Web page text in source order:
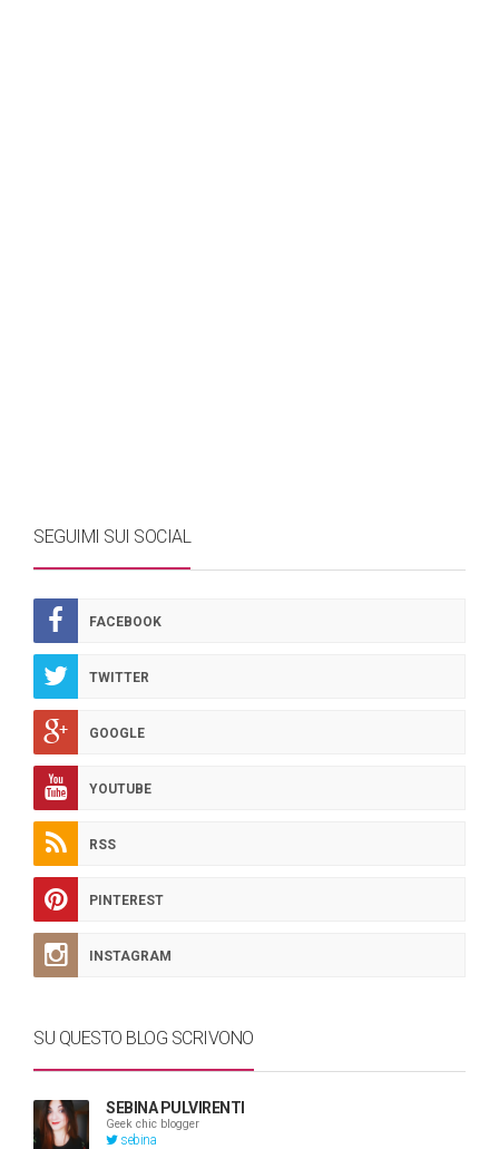
SEGUIMI SUI SOCIAL
FACEBOOK
TWITTER
GOOGLE
YOUTUBE
RSS
PINTEREST
INSTAGRAM
SU QUESTO BLOG SCRIVONO
SEBINA PULVIRENTI
Geek chic blogger
sebina